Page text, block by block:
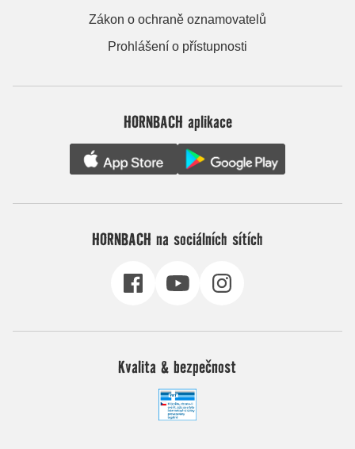
Zákon o ochraně oznamovatelů
Prohlášení o přístupnosti
HORNBACH aplikace
HORNBACH na sociálních sítích
Kvalita & bezpečnost